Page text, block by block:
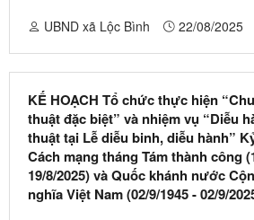
UBND xã Lộc Bình 22/08/2025
KẾ HOẠCH Tổ chức thực hiện
thuật đặc biệt” và nhiệm vụ “Diễu
thuật tại Lễ diễu binh, diễu hành”
Cách mạng tháng Tám thành công
19/8/2025) và Quốc khánh nước
nghĩa Việt Nam (02/9/1945 - 02/9/